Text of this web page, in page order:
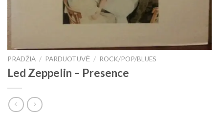
PRADŽIA / PARDUOTUVĖ / ROCK/POP/BLUES
Led Zeppelin ‎– Presence